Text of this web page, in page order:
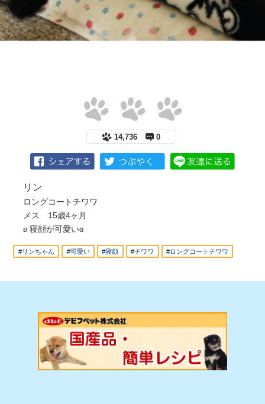
14,736 0
リン
ロングコートチワワ
メス 15歳4ヶ月
ʚ 寝顔が可愛いɞ
#リンちゃん #可愛い #寝顔 #チワワ #ロングコートチワワ